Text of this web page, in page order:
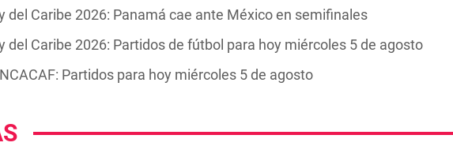
del Caribe 2026: Panamá cae ante México en semifinales
del Caribe 2026: Partidos de fútbol para hoy miércoles 5 de agosto
Partidos para hoy miércoles 5 de agosto